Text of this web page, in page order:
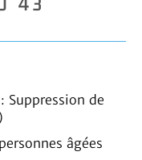
Suppression de
âgées